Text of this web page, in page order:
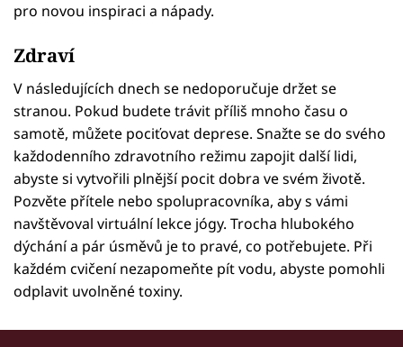
pro novou inspiraci a nápady.
Zdraví
V následujících dnech se nedoporučuje držet se
stranou. Pokud budete trávit příliš mnoho času o
samotě, můžete pociťovat deprese. Snažte se do svého
každodenního zdravotního režimu zapojit další lidi,
abyste si vytvořili plnější pocit dobra ve svém životě.
Pozvěte přítele nebo spolupracovníka, aby s vámi
navštěvoval virtuální lekce jógy. Trocha hlubokého
dýchání a pár úsměvů je to pravé, co potřebujete. Při
každém cvičení nezapomeňte pít vodu, abyste pomohli
odplavit uvolněné toxiny.